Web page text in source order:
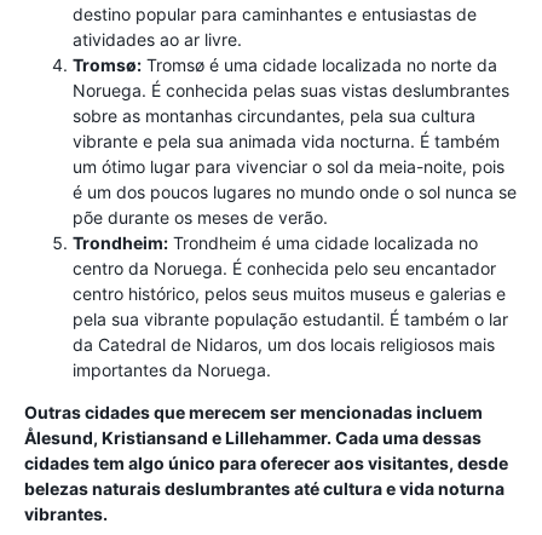
destino popular para caminhantes e entusiastas de
atividades ao ar livre.
Tromsø: Tromsø é uma cidade localizada no norte da
Noruega. É conhecida pelas suas vistas deslumbrantes
sobre as montanhas circundantes, pela sua cultura
vibrante e pela sua animada vida nocturna. É também
um ótimo lugar para vivenciar o sol da meia-noite, pois
é um dos poucos lugares no mundo onde o sol nunca se
põe durante os meses de verão.
Trondheim: Trondheim é uma cidade localizada no
centro da Noruega. É conhecida pelo seu encantador
centro histórico, pelos seus muitos museus e galerias e
pela sua vibrante população estudantil. É também o lar
da Catedral de Nidaros, um dos locais religiosos mais
importantes da Noruega.
Outras cidades que merecem ser mencionadas incluem
Ålesund, Kristiansand e Lillehammer. Cada uma dessas
cidades tem algo único para oferecer aos visitantes, desde
belezas naturais deslumbrantes até cultura e vida noturna
vibrantes.